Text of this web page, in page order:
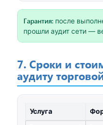
Гарантия: после
прошли аудит сети —
7. Сроки и
аудиту
Услуга